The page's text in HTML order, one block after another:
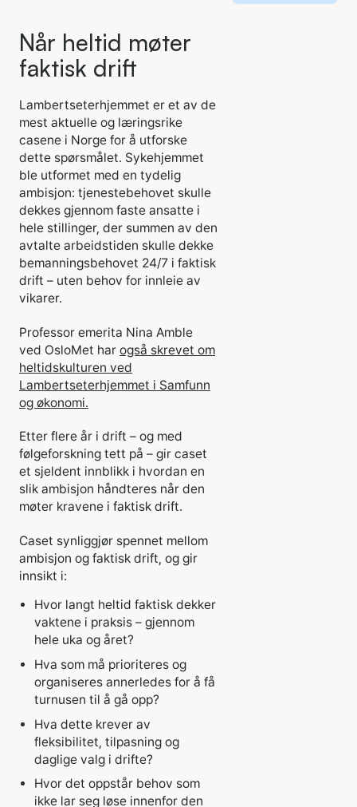
Når heltid møter
faktisk drift
Lambertseterhjemmet er et av de
mest aktuelle og læringsrike
casene i Norge for å utforske
dette spørsmålet. Sykehjemmet
ble utformet med en tydelig
ambisjon: tjenestebehovet skulle
dekkes gjennom faste ansatte i
hele stillinger, der summen av den
avtalte arbeidstiden skulle dekke
bemanningsbehovet 24/7 i faktisk
drift – uten behov for innleie av
vikarer.
Professor emerita Nina Amble
ved OsloMet har også skrevet om
heltidskulturen ved
Lambertseterhjemmet i Samfunn
og økonomi.
Etter flere år i drift – og med
følgeforskning tett på – gir caset
et sjeldent innblikk i hvordan en
slik ambisjon håndteres når den
møter kravene i faktisk drift.
Caset synliggjør spennet mellom
ambisjon og faktisk drift, og gir
innsikt i:
Hvor langt heltid faktisk dekker
vaktene i praksis – gjennom
hele uka og året?
Hva som må prioriteres og
organiseres annerledes for å få
turnusen til å gå opp?
Hva dette krever av
fleksibilitet, tilpasning og
daglige valg i drifte?
Hvor det oppstår behov som
ikke lar seg løse innenfor den